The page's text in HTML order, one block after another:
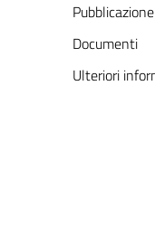
Pubblicazione
Documenti
Ulteriori